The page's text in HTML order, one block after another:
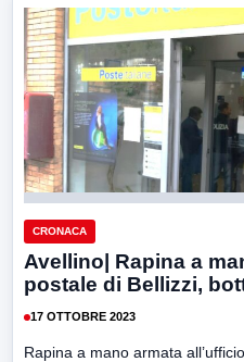
CRONACA
Avellino| Rapina a
postale di Bellizzi,
17 OTTOBRE 2023
Rapina a mano armata